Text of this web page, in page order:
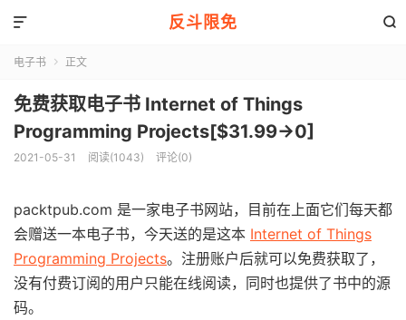
反斗限免 

电子书  正文
免费获取电子书 Internet of Things
Programming Projects[$31.99→0]
2021-05-31 阅读(1043) 评论(0)
packtpub.com 是一家电子书网站，目前在上面它们每天都
会赠送一本电子书，今天送的是这本 Internet of Things
Programming Projects。注册账户后就可以免费获取了，
没有付费订阅的用户只能在线阅读，同时也提供了书中的源
码。